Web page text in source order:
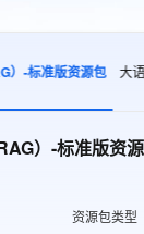
）-标准版资源包 大
）-标准版资
资源包类型